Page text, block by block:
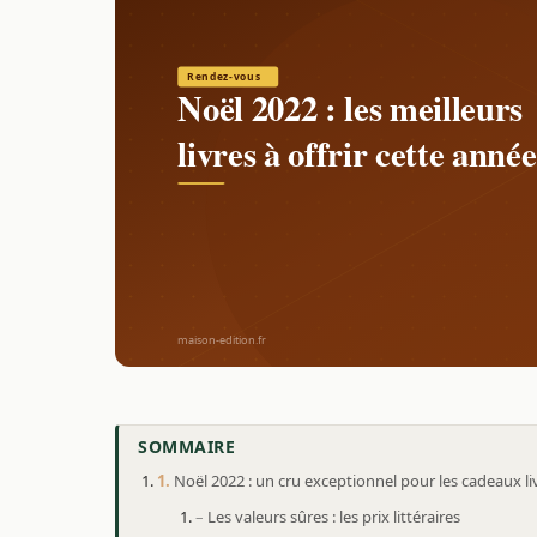
SOMMAIRE
Noël 2022 : un cru exceptionnel pour les cadeaux
Les valeurs sûres : les prix littéraires